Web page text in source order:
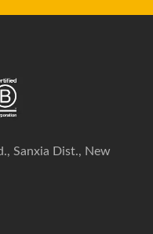
Sanxia Dist., New